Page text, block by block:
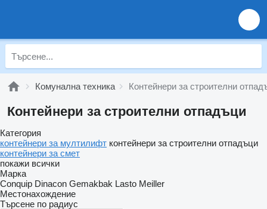
Комунална техника Контейнери за строителни
Контейнери за строителни отпадъци
Категория
контейнери за мултилифт контейнери за строителни отпадъци
контейнери за смет
покажи всички
Марка
Conquip Dinacon Gemakbak Lasto Meiller
Местонахождение
Търсене по радиус